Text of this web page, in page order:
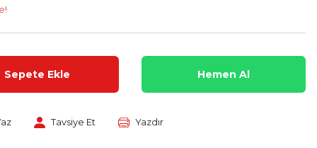
Sepete Ekle Hemen Al
Tavsiye Et Yazdır